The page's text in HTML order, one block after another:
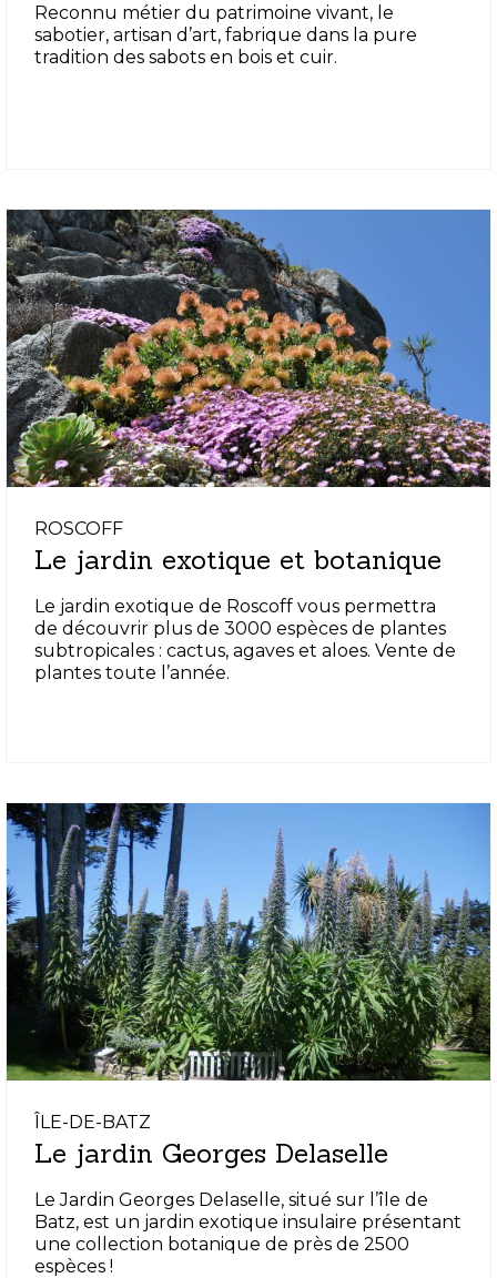
Reconnu métier du patrimoine vivant, le
sabotier, artisan d’art, fabrique dans la pure
tradition des sabots en bois et cuir.
ROSCOFF
Le jardin exotique et botanique
Le jardin exotique de Roscoff vous permettra
de découvrir plus de 3000 espèces de plantes
subtropicales : cactus, agaves et aloes. Vente de
plantes toute l’année.
ÎLE-DE-BATZ
Le jardin Georges Delaselle
Le Jardin Georges Delaselle, situé sur l’île de
Batz, est un jardin exotique insulaire présentant
une collection botanique de près de 2500
espèces !